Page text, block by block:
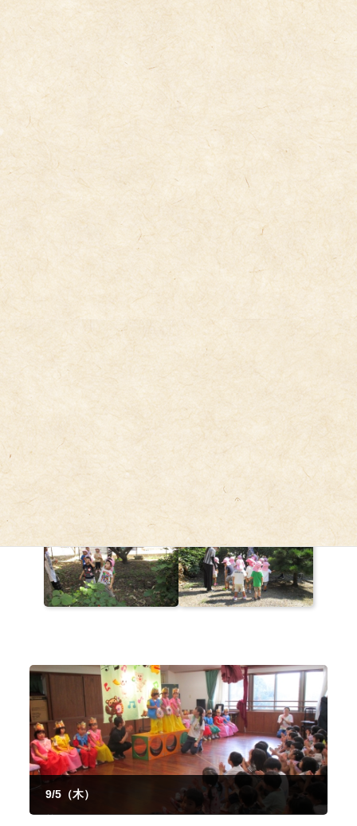
キ
ッ
プ
に
移
動
トピックス
2024年9月6日
9/6（金）
3歳児がお散歩で、虫探しに行きました。
9/5（木）